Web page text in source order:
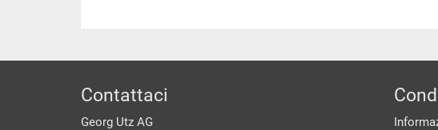
piè di pagine
Contattaci
Georg Utz AG